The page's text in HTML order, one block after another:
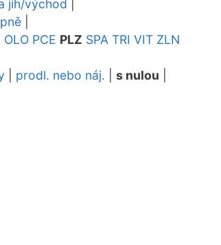
jih/východ
OLO PCE PLZ SPA TRI VIT ZLN
prodl. nebo náj. s nulou